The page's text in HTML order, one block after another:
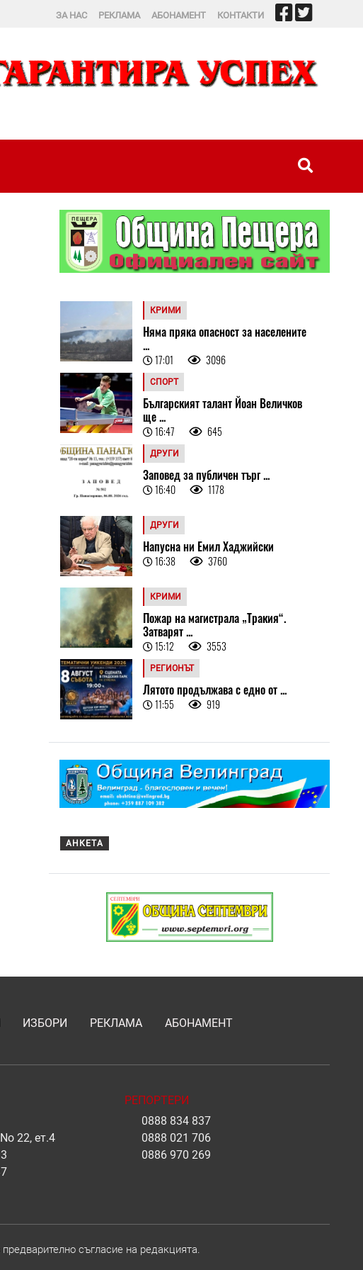
ЗА НАС РЕКЛАМА АБОНАМЕНТ КОНТАКТИ
КРИМИ
Няма пряка опасност за населените
...
17:01 3096
СПОРТ
Българският талант Йоан Величков
ще ...
16:47 645
ДРУГИ
Заповед за публичен търг ...
16:40 1178
ДРУГИ
Напусна ни Емил Хаджийски
16:38 3760
КРИМИ
Пожар на магистрала „Тракия“.
Затварят ...
15:12 3553
РЕГИОНЪТ
Лятото продължава с едно от ...
11:55 919
АНКЕТА
ИЗБОРИ РЕКЛАМА АБОНАМЕНТ
22, ет.4
РЕПОРТЕРИ
0888 834 837
0888 021 706
0886 970 269
съгласие на редакцията.